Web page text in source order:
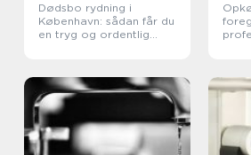
Dødsbo rydning i
København: sådan får du
en tryg og ordentlig